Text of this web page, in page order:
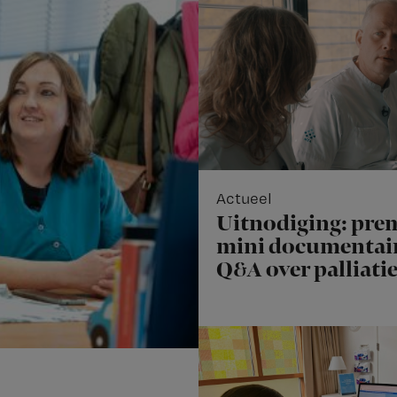
Actueel
Uitnodiging:
mini
Q&A over